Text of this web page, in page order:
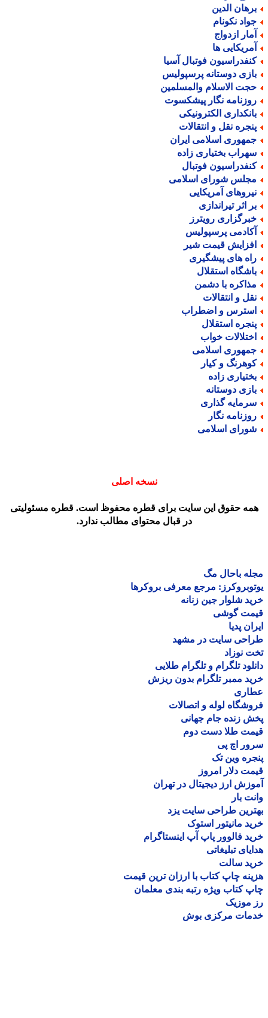
الدین
نکونام
ازدواج
ها
فوتبال آسیا
دوستانه پرسپولیس
الاسلام والمسلمین
نگار پیشکسوت
الکترونیکی
نقل و انتقالات
اسلامی ایران
بختیاری زاده
فوتبال
شورای اسلامی
آمریکایی
اثر تیراندازی
رویترز
پرسپولیس
قیمت شیر
های پیشگیری
استقلال
با دشمن
و انتقالات
و اضطراب
استقلال
خواب
اسلامی
و کیار
زاده
دوستانه
گذاری
نگار
اسلامی
نسخه اصلی
حقوق این سایت برای قطره محفوظ است. قطره مسئولیتی
در قبال محتوای مطالب ندارد.
باحال مگ
مرجع معرفی بروکرها
شلوار جین زنانه
گوشی
پدیا
سایت در مشهد
نوزاد
تلگرام و تلگرام طلایی
ممبر تلگرام بدون ریزش
لوله و اتصالات
زنده جام جهانی
طلا دست دوم
اچ پی
وین تک
دلار امروز
ارز دیجیتال در تهران
بار
طراحی سایت یزد
مانیتور استوک
فالوور پاپ آپ اینستاگرام
تبلیغاتی
سالت
چاپ کتاب با ارزان ترین قیمت
کتاب ویژه رتبه بندی معلمان
موزیک
مرکزی بوش